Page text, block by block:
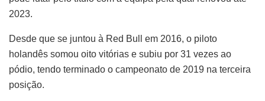
2023.
Desde que se juntou à Red Bull em 2016, o piloto
holandês somou oito vitórias e subiu por 31 vezes ao
pódio, tendo terminado o campeonato de 2019 na terceira
posição.